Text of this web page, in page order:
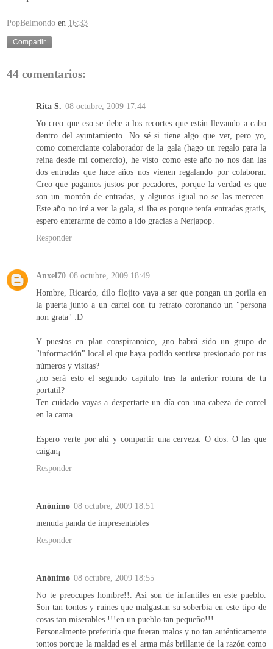
PopBelmondo en 16:33
Compartir
44 comentarios:
Rita S. 08 octubre, 2009 17:44
Yo creo que eso se debe a los recortes que están llevando a cabo
dentro del ayuntamiento. No sé si tiene algo que ver, pero yo,
como comerciante colaborador de la gala (hago un regalo para la
reina desde mi comercio), he visto como este año no nos dan las
dos entradas que hace años nos vienen regalando por colaborar.
Creo que pagamos justos por pecadores, porque la verdad es que
son un montón de entradas, y algunos igual no se las merecen.
Este año no iré a ver la gala, si iba es porque tenía entradas gratis,
espero enterarme de cómo a ido gracias a Nerjapop.
Responder
Anxel70 08 octubre, 2009 18:49
Hombre, Ricardo, dilo flojito vaya a ser que pongan un gorila en
la puerta junto a un cartel con tu retrato coronando un "persona
non grata" :D
Y puestos en plan conspiranoico, ¿no habrá sido un grupo de
"información" local el que haya podido sentirse presionado por tus
números y visitas?
¿no será esto el segundo capítulo tras la anterior rotura de tu
portatil?
Ten cuidado vayas a despertarte un día con una cabeza de corcel
en la cama ...
Espero verte por ahí y compartir una cerveza. O dos. O las que
caigan¡
Responder
Anónimo 08 octubre, 2009 18:51
menuda panda de impresentables
Responder
Anónimo 08 octubre, 2009 18:55
No te preocupes hombre!!. Así son de infantiles en este pueblo.
Son tan tontos y ruines que malgastan su soberbia en este tipo de
cosas tan miserables.!!!en un pueblo tan pequeño!!!
Personalmente preferiría que fueran malos y no tan auténticamente
tontos porque la maldad es el arma más brillante de la razón como